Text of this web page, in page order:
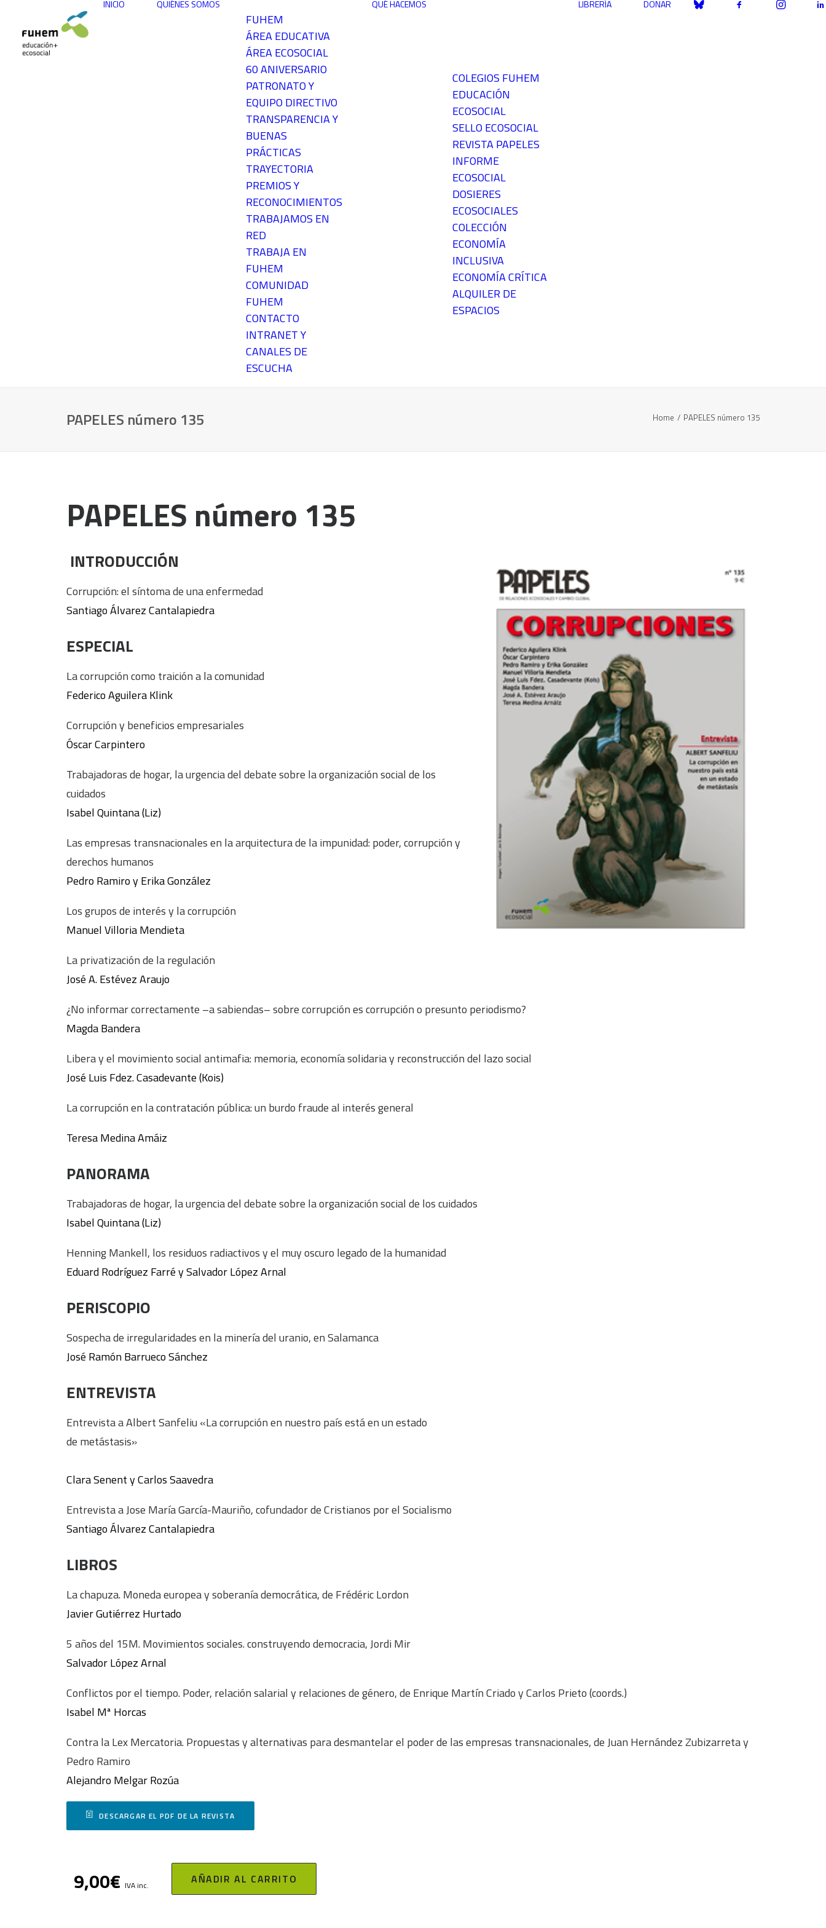
INICIO QUIÉNES SOMOS
FUHEM
ÁREA EDUCATIVA
ÁREA ECOSOCIAL
60 ANIVERSARIO
PATRONATO Y
EQUIPO DIRECTIVO
TRANSPARENCIA Y
BUENAS
PRÁCTICAS
TRAYECTORIA
PREMIOS Y
RECONOCIMIENTOS
TRABAJAMOS EN
RED
TRABAJA EN
FUHEM
COMUNIDAD
FUHEM
CONTACTO
INTRANET Y
CANALES DE
ESCUCHA
QUÉ HACEMOS
COLEGIOS FUHEM
EDUCACIÓN
ECOSOCIAL
SELLO ECOSOCIAL
REVISTA PAPELES
INFORME
ECOSOCIAL
DOSIERES
ECOSOCIALES
COLECCIÓN
ECONOMÍA
INCLUSIVA
ECONOMÍA CRÍTICA
ALQUILER DE
ESPACIOS
LIBRERÍA DONAR
PAPELES número 135 Home PAPELES número 135
PAPELES número 135
INTRODUCCIÓN
Corrupción: el síntoma de una enfermedad
Santiago Álvarez Cantalapiedra
ESPECIAL
La corrupción como traición a la comunidad
Federico Aguilera Klink
Corrupción y beneficios empresariales
Óscar Carpintero
Trabajadoras de hogar, la urgencia del debate sobre la organización social de los
cuidados
Isabel Quintana (Liz)
Las empresas transnacionales en la arquitectura de la impunidad: poder, corrupción y
derechos humanos
Pedro Ramiro y Erika González
Los grupos de interés y la corrupción
Manuel Villoria Mendieta
La privatización de la regulación
José A. Estévez Araujo
¿No informar correctamente –a sabiendas– sobre corrupción es corrupción o presunto periodismo?
Magda Bandera
Libera y el movimiento social antimafia: memoria, economía solidaria y reconstrucción del lazo social
José Luis Fdez. Casadevante (Kois)
La corrupción en la contratación pública: un burdo fraude al interés general
Teresa Medina Amáiz
PANORAMA
Trabajadoras de hogar, la urgencia del debate sobre la organización social de los cuidados
Isabel Quintana (Liz)
Henning Mankell, los residuos radiactivos y el muy oscuro legado de la humanidad
Eduard Rodríguez Farré y Salvador López Arnal
PERISCOPIO
Sospecha de irregularidades en la minería del uranio, en Salamanca
José Ramón Barrueco Sánchez
ENTREVISTA
Entrevista a Albert Sanfeliu «La corrupción en nuestro país está en un estado
de metástasis»
Clara Senent y Carlos Saavedra
Entrevista a Jose María García-Mauriño, cofundador de Cristianos por el Socialismo
Santiago Álvarez Cantalapiedra
LIBROS
La chapuza. Moneda europea y soberanía democrática, de Frédéric Lordon
Javier Gutiérrez Hurtado
5 años del 15M. Movimientos sociales. construyendo democracia, Jordi Mir
Salvador López Arnal
Conflictos por el tiempo. Poder, relación salarial y relaciones de género, de Enrique Martín Criado y Carlos Prieto (coords.)
Isabel Mª Horcas
Contra la Lex Mercatoria. Propuestas y alternativas para desmantelar el poder de las empresas transnacionales, de Juan Hernández Zubizarreta y
Pedro Ramiro
Alejandro Melgar Rozúa
DESCARGAR EL PDF DE LA REVISTA
9,00€ IVA inc. AÑADIR AL CARRITO